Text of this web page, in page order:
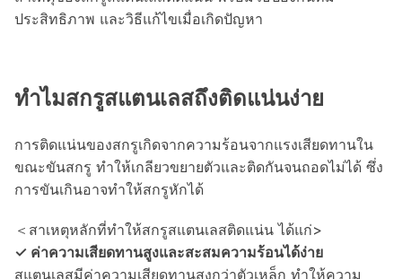
ประสิทธิภาพ และวิธีแก้ไขเมื่อเกิดปัญหา
ทำไมสกรูสแตนเลสถึงติดแน่นง่าย
การติดแน่นของสกรูเกิดจากความร้อนจากแรงเสียดทานใน
ขณะขันสกรู ทำให้เกลียวขยายตัวและติดกันจนถอดไม่ได้ ซึ่ง
การขันเกินอาจทำให้สกรูหักได้
＜สาเหตุหลักที่ทำให้สกรูสแตนเลสติดแน่น ได้แก่>
✓ ค่าความเสียดทานสูงและสะสมความร้อนได้ง่าย
สแตนเลสมีค่าความเสียดทานสูงกว่าตัวเหล็ก ทำให้ความ